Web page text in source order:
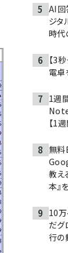
AI回
ジタ
時代
【3
電卓
1週
【1
無料
教え
本』
10
だグ
行の